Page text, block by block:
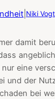
Niki Vogt
damit
eine
und der
bei